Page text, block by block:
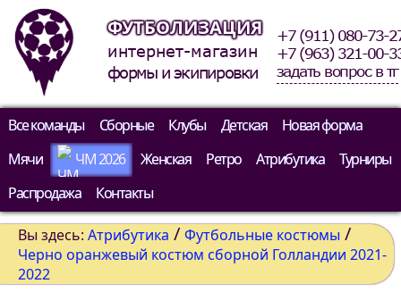
ФУТБОЛИЗАЦИЯ
интернет-магазин
формы и экипировки
+7 (911) 080-73-
+7 (963) 321-00-
задать вопрос в тг
Все команды Сборные Клубы Детская
Новая форма
Мячи
ЧМ 2026 Женская Ретро Атрибутика
Турниры
Распродажа
Контакты
Вы здесь: Атрибутика / Футбольные костюмы /
Черно оранжевый костюм сборной Голландии 2021-
2022